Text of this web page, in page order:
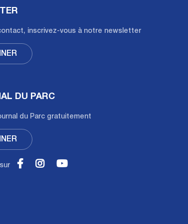
inscrivez-vous à notre newsletter
DU PARC
du Parc gratuitement